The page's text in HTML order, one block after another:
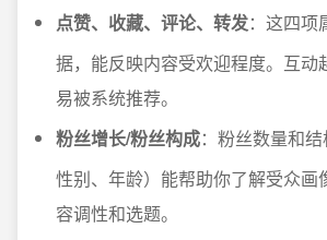
点赞、收藏、评论、转发：这四项
据，能反映内容受欢迎程度。互动
易被系统推荐。
粉丝增长/粉丝构成：粉丝数量和结
性别、年龄）能帮助你了解受众画
容调性和选题。